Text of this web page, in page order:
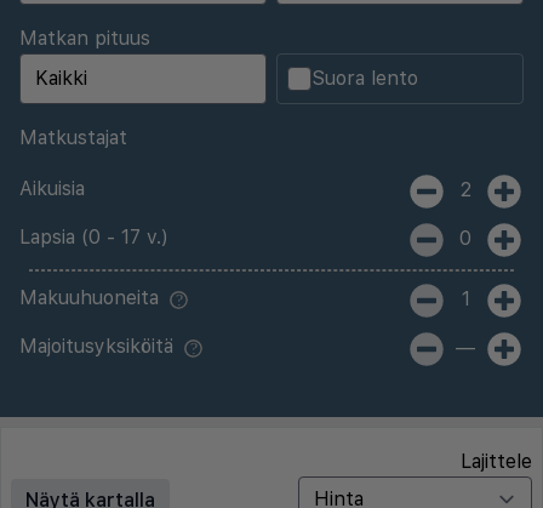
Matkan pituus
Suora lento
Matkustajat
Aikuisia 2
Lapsia (0 - 17 v.) 0
Makuuhuoneita 1
Majoitusyksiköitä —
Näytä kartalla
Lajittele